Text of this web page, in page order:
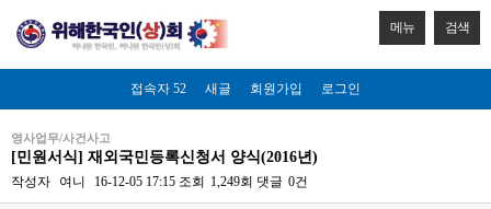
메뉴 검색
접속자 52 새글 회원가입 로그인
영사업무/사건사고
[민원서식] 재외국민등록신청서 양식(2016년)
작성자 여니 16-12-05 17:15 조회 1,249회 댓글 0건